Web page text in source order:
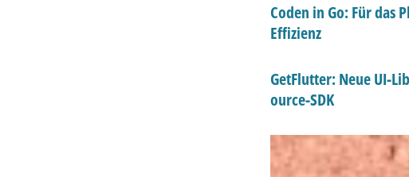
Coden in Go: Für das
Effizienz
GetFlutter: Neue UI-
ource-SDK